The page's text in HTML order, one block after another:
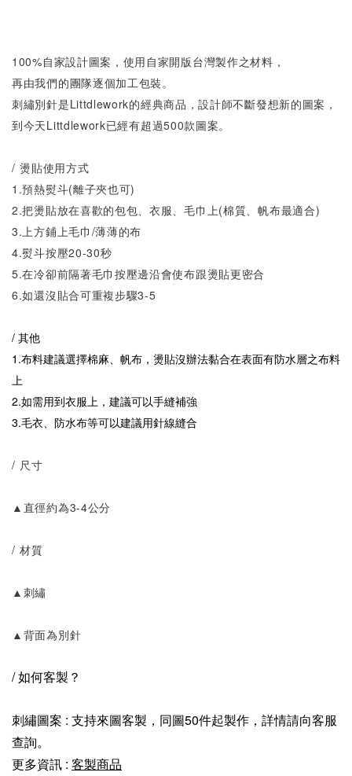
100%自家設計圖案，使用自家開版台灣製作之材料，
再由我們的團隊逐個加工包裝。
刺繡別針是Littdlework的經典商品，設計師不斷發想新的圖案，
到今天Littdlework已經有超過500款圖案。
/ 燙貼使用方式
1.預熱熨斗(離子夾也可)
2.把燙貼放在喜歡的包包、衣服、毛巾上(棉質、帆布最適合)
3.上方鋪上毛巾/薄薄的布
4.熨斗按壓20-30秒
5.在冷卻前隔著毛巾按壓邊沿會使布跟燙貼更密合
6.如還沒貼合可重複步驟3-5
/ 其他
1.布料建議選擇棉麻、帆布，燙貼沒辦法黏合在表面有防水層之布料
上
2.如需用到衣服上，建議可以手縫補強
3.毛衣、防水布等可以建議用針線縫合
/ 尺寸
▲直徑約為3-4公分
/ 材質
▲刺繡
▲背面為別針
/ 如何客製？
刺繡圖案 : 支持來圖客製，同圖50件起製作，詳情請向客服
查詢。
更多資訊 : 客製商品